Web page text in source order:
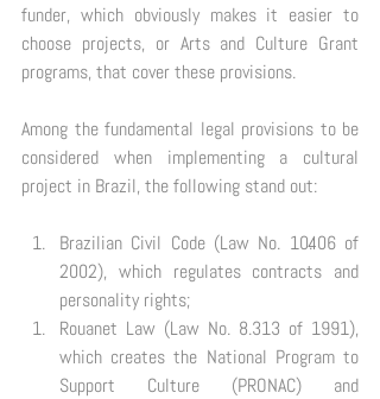
funder, which obviously makes it easier to
choose projects, or Arts and Culture Grant
programs, that cover these provisions.
Among the fundamental legal provisions to be
considered when implementing a cultural
project in Brazil, the following stand out:
Brazilian Civil Code (Law No. 10.406 of
2002), which regulates contracts and
personality rights;
Rouanet Law (Law No. 8.313 of 1991),
which creates the National Program to
Support Culture (PRONAC) and